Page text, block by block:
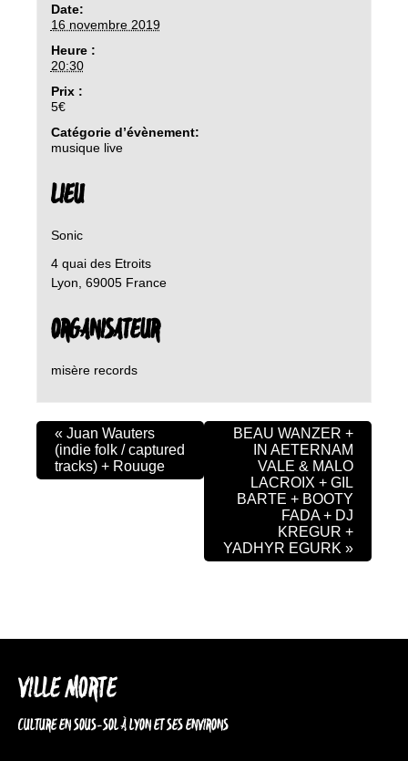
Date:
16 novembre 2019
Heure :
20:30
Prix :
5€
Catégorie d’évènement:
musique live
LIEU
Sonic
4 quai des Etroits
Lyon 69005 France
ORGANISATEUR
misère records
« Juan Wauters
(indie folk / captured
tracks) + Rouuge
BEAU WANZER +
IN AETERNAM
VALE & MALO
LACROIX + GIL
BARTE + BOOTY
FADA + DJ
KREGUR +
YADHYR EGURK »
VILLE MORTE
CULTURE EN SOUS-SOL À LYON ET SES ENVIRONS